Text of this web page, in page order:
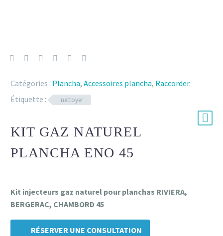
Catégories : Plancha, Accessoires plancha, Raccorder.
Étiquette :
nettoyer
KIT GAZ NATUREL
PLANCHA ENO 45
Kit injecteurs gaz naturel pour planchas RIVIERA,
BERGERAC, CHAMBORD 45
RÉSERVER UNE CONSULTATION